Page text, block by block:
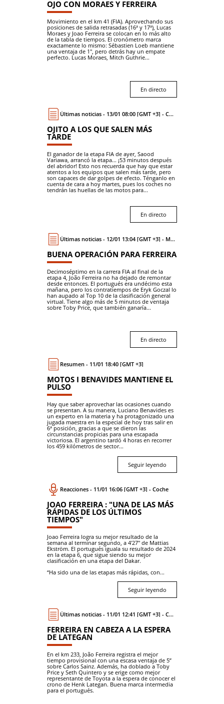
OJO CON MORAES Y FERREIRA
Movimiento en el km 41 (FIA). Aprovechando sus
posiciones de salida retrasadas (16ª y 17ª), Lucas
Moraes y Joao Ferreira se colocan en lo más alto
de la tabla de tiempos. El cronómetro marca
exactamente lo mismo: Sébastien Loeb mantiene
una ventaja de 1'', pero detrás hay un empate
perfecto. Lucas Moraes, Mitch Guthrie...
En directo
Últimas noticias - 13/01 08:00 [GMT +3] - Coche
OJITO A LOS QUE SALEN MÁS
TARDE
El ganador de la etapa FIA de ayer, Saood
Variawa, arrancó la etapa... ¡53 minutos después
del abridor! Esto nos recuerda que hay que estar
atentos a los equipos que salen más tarde, pero
son capaces de dar golpes de efecto. Ténganlo en
cuenta de cara a hoy martes, pues los coches no
tendrán las huellas de las motos para...
En directo
Últimas noticias - 12/01 13:04 [GMT +3] - Moto
BUENA OPERACIÓN PARA FERREIRA
Decimoséptimo en la carrera FIA al final de la
etapa 4, João Ferreira no ha dejado de remontar
desde entonces. El portugués era undécimo esta
mañana, pero los contratiempos de Eryk Goczal lo
han aupado al Top 10 de la clasificación general
virtual. Tiene algo más de 5 minutos de ventaja
sobre Toby Price, que también ganaría...
En directo
Resumen - 11/01 18:40 [GMT +3]
MOTOS I BENAVIDES MANTIENE EL
PULSO
Hay que saber aprovechar las ocasiones cuando
se presentan. A su manera, Luciano Benavides es
un experto en la materia y ha protagonizado una
jugada maestra en la especial de hoy tras salir en
6ª posición, gracias a que se dieron las
circunstancias propicias para una escapada
victoriosa. El argentino tardó 4 horas en recorrer
los 459 kilómetros de sector...
Seguir leyendo
Reacciones - 11/01 16:06 [GMT +3] - Coche
JOAO FERREIRA : "UNA DE LAS MÁS
RÁPIDAS DE LOS ÚLTIMOS
TIEMPOS"
Joao Ferreira logra su mejor resultado de la
semana al terminar segundo, a 4'27'' de Mattias
Ekström. El portugués iguala su resultado de 2024
en la etapa 6, que sigue siendo su mejor
clasificación en una etapa del Dakar.
“Ha sido una de las etapas más rápidas, con...
Seguir leyendo
Últimas noticias - 11/01 12:41 [GMT +3] - Coche
FERREIRA EN CABEZA A LA ESPERA
DE LATEGAN
En el km 233, João Ferreira registra el mejor
tiempo provisional con una escasa ventaja de 5”
sobre Carlos Sainz. Además, ha doblado a Toby
Price y Seth Quintero y se erige como mejor
representante de Toyota a la espera de conocer el
crono de Henk Lategan. Buena marca intermedia
para el portugués.